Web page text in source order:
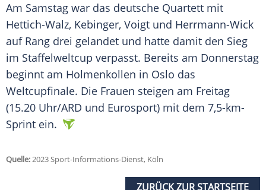
Am Samstag war das deutsche Quartett mit
Hettich-Walz, Kebinger, Voigt und Herrmann-Wick
auf Rang drei gelandet und hatte damit den Sieg
im Staffelweltcup verpasst. Bereits am Donnerstag
beginnt am Holmenkollen in Oslo das
Weltcupfinale. Die Frauen steigen am Freitag
(15.20 Uhr/ARD und Eurosport) mit dem 7,5-km-
Sprint ein.
Quelle:2023 Sport-Informations-Dienst, Köln
ZURÜCK ZUR STARTSEITE